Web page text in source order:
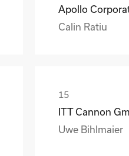
Apollo
Calin Ratiu
ITT Cannon
Uwe Bihlmaier